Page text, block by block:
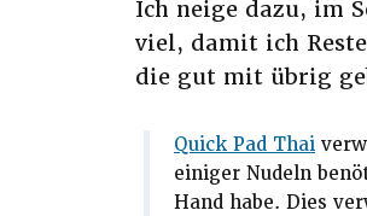
Ich neige dazu, im
viel, damit ich
die gut mit übrig
Quick Pad Thai
einiger Nudeln
Hand habe. Dies